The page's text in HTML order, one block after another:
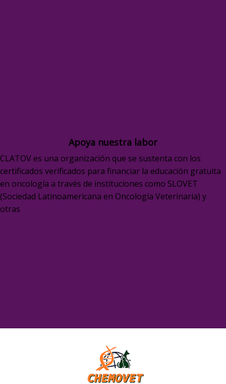
Apoya nuestra labor
CLATOV es una organización que se sustenta con los
certificados verificados para financiar la educación gratuita
en oncología a través de instituciones como SLOVET
(Sociedad Latinoamericana en Oncología Veterinaria) y
otras